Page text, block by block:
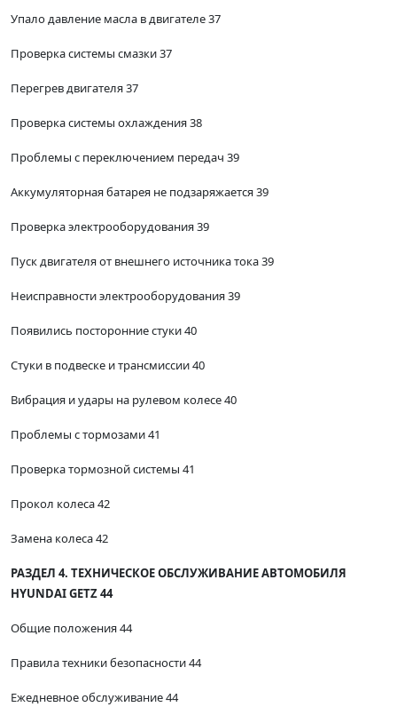
Упало давление масла в двигателе 37
Проверка системы смазки 37
Перегрев двигателя 37
Проверка системы охлаждения 38
Проблемы с переключением передач 39
Аккумуляторная батарея не подзаряжается 39
Проверка электрооборудования 39
Пуск двигателя от внешнего источника тока 39
Неисправности электрооборудования 39
Появились посторонние стуки 40
Стуки в подвеске и трансмиссии 40
Вибрация и удары на рулевом колесе 40
Проблемы с тормозами 41
Проверка тормозной системы 41
Прокол колеса 42
Замена колеса 42
РАЗДЕЛ 4. ТЕХНИЧЕСКОЕ ОБСЛУЖИВАНИЕ АВТОМОБИЛЯ
HYUNDAI GETZ 44
Общие положения 44
Правила техники безопасности 44
Ежедневное обслуживание 44